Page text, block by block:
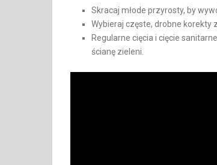
Skracaj młode przyrosty, by
Wybieraj częste, drobne korekty
Regularne cięcia i cięcie
ścianę zieleni.